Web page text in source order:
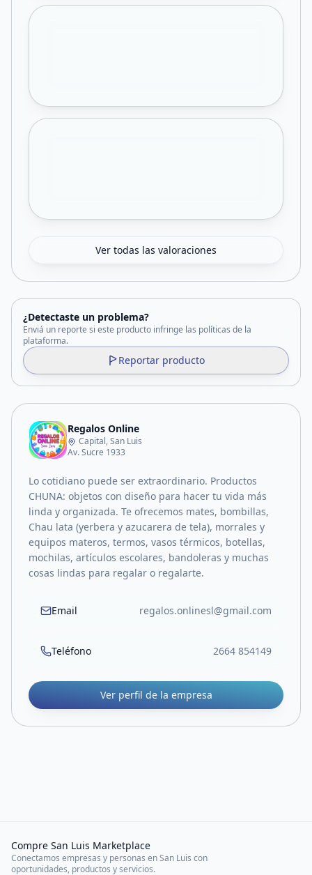
Ver todas las valoraciones
¿Detectaste un problema?
Enviá un reporte si este producto infringe las políticas de la
plataforma.
Reportar producto
Regalos Online
Capital, San Luis
Av. Sucre 1933
Lo cotidiano puede ser extraordinario. Productos
CHUNA: objetos con diseño para hacer tu vida más
linda y organizada. Te ofrecemos mates, bombillas,
Chau lata (yerbera y azucarera de tela), morrales y
equipos materos, termos, vasos térmicos, botellas,
mochilas, artículos escolares, bandoleras y muchas
cosas lindas para regalar o regalarte.
Email regalos.onlinesl@gmail.com
Teléfono 2664 854149
Ver perfil de la empresa
Compre San Luis Marketplace
Conectamos empresas y personas en San Luis con
oportunidades, productos y servicios.